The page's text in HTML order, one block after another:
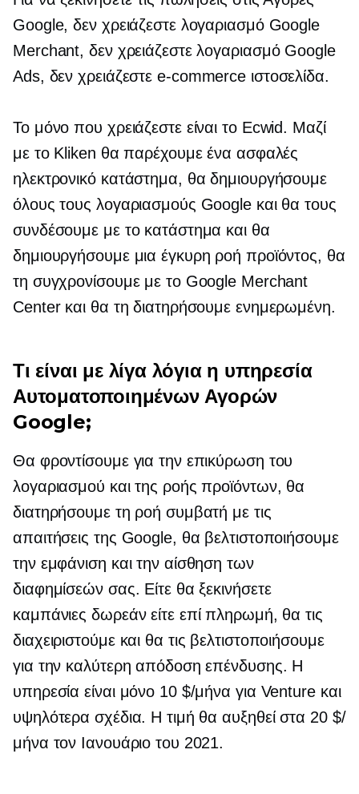
Google, δεν χρειάζεστε λογαριασμό Google
Merchant, δεν χρειάζεστε λογαριασμό Google
Ads, δεν χρειάζεστε e-commerce ιστοσελίδα.
Το μόνο που χρειάζεστε είναι το Ecwid. Μαζί
με το Kliken θα παρέχουμε ένα ασφαλές
ηλεκτρονικό κατάστημα, θα δημιουργήσουμε
όλους τους λογαριασμούς Google και θα τους
συνδέσουμε με το κατάστημα και θα
δημιουργήσουμε μια έγκυρη ροή προϊόντος, θα
τη συγχρονίσουμε με το Google Merchant
Center και θα τη διατηρήσουμε ενημερωμένη.
Τι είναι με λίγα λόγια η υπηρεσία
Αυτοματοποιημένων Αγορών
Google;
Θα φροντίσουμε για την επικύρωση του
λογαριασμού και της ροής προϊόντων, θα
διατηρήσουμε τη ροή συμβατή με τις
απαιτήσεις της Google, θα βελτιστοποιήσουμε
την εμφάνιση και την αίσθηση των
διαφημίσεών σας. Είτε θα ξεκινήσετε
καμπάνιες δωρεάν είτε επί πληρωμή, θα τις
διαχειριστούμε και θα τις βελτιστοποιήσουμε
για την καλύτερη απόδοση επένδυσης. Η
υπηρεσία είναι μόνο 10 $/μήνα για Venture και
υψηλότερα σχέδια. Η τιμή θα αυξηθεί στα 20 $/
μήνα τον Ιανουάριο του 2021.